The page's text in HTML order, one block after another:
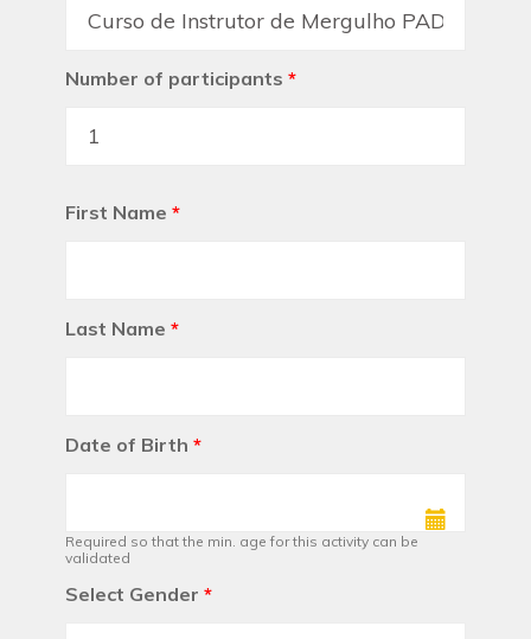
Number of participants *
First Name *
Last Name *
Date of Birth *
Required so that the min. age for this activity can be
validated
Select Gender *